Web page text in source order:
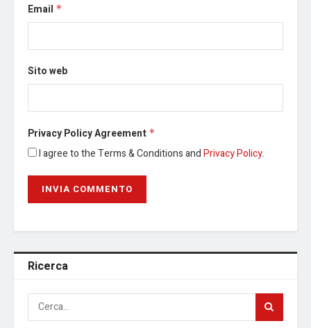
Email *
Sito web
Privacy Policy Agreement *
I agree to the Terms & Conditions andPrivacy Policy.
Ricerca